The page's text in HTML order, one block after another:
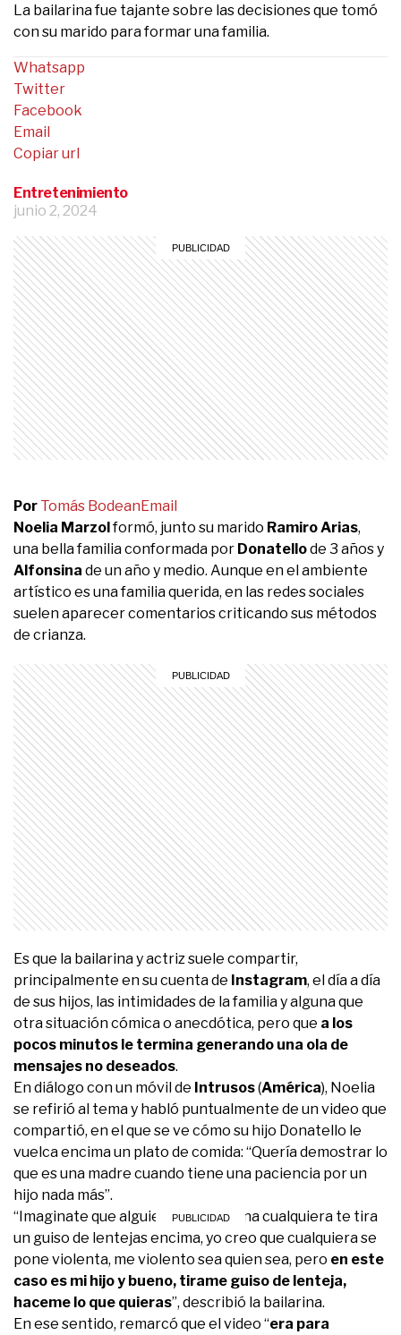
La bailarina fue tajante sobre las decisiones que tomó
con su marido para formar una familia.
Entretenimiento
junio 2, 2024
Whatsapp
Twitter
Facebook
Email
Copiar url
Por Tomás BodeanEmail
Noelia Marzolformó, junto su marido Ramiro Arias,
una bella familia conformada por Donatellode 3 años y
Alfonsina de un año y medio. Aunque en el ambiente
artístico es una familia querida, en las redes sociales
suelen aparecer comentarios criticando sus métodos
de crianza.
Es que la bailarina y actriz suele compartir,
principalmente en su cuenta de Instagram, el día a día
de sus hijos, las intimidades de la familia y alguna que
otra situación cómica o anecdótica, pero que a los
pocos minutos le termina generando una ola de
mensajes no deseados.
En diálogo con un móvil de Intrusos(América), Noelia
se refirió al tema y habló puntualmente de un video que
compartió, en el que se ve cómo su hijo Donatello le
vuelca encima un plato de comida: “Quería demostrar lo
que es una madre cuando tiene una paciencia por un
hijo nada más”.
“Imaginate que alguien, una persona cualquiera te tira
un guiso de lentejas encima, yo creo que cualquiera se
pone violenta, me violento sea quien sea, pero en este
caso es mi hijo y bueno, tirame guiso de lenteja,
haceme lo que quieras”, describió la bailarina.
En ese sentido, remarcó que el video “era para